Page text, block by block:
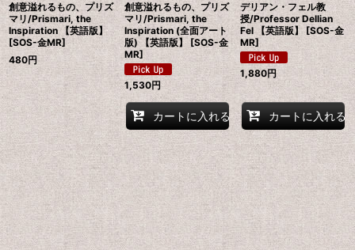
創意溢れるもの、プリズ
マリ/Prismari, the
Inspiration 【英語版】
[SOS-金MR]
480円
創意溢れるもの、プリズ
マリ/Prismari, the
Inspiration (全面アート
版) 【英語版】 [SOS-金
MR]
1,530円
カートに入れる
デリアン・フェル教
授/Professor Dellian
Fel 【英語版】 [SOS-金
MR]
1,880円
カートに入れる